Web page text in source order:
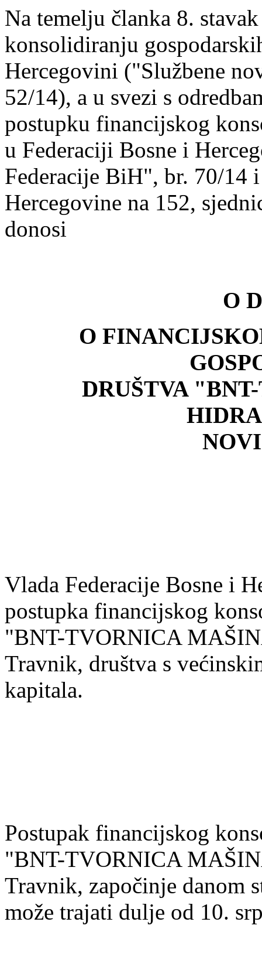
Na temelju članka 8.
konsolidiranju
Hercegovini ("Službene
52/14), a u svezi s
postupku financijskog
u Federaciji Bosne i
Federacije BiH", br. 70/14
Hercegovine na 152,
donosi
O
O
DRUŠTVA
Vlada Federacije Bosne i
postupka financijskog
"BNT-TVORNICA
Travnik, društva s
kapitala.
Postupak financijskog
"BNT-TVORNICA
Travnik, započinje danom
može trajati dulje od 10.